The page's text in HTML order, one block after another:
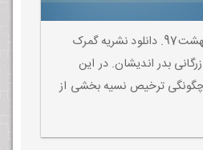
نشریه گمرک ایران اردیبهشت97. دانلود نشریه گمرک
بدر اندیشان. در این
ترخیص نسیه بخشی از
از گمرک. دکتر مسعود
پدیده قاچاق رویکرد اصلی